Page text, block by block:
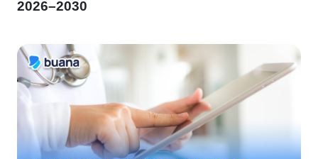
2026–2030